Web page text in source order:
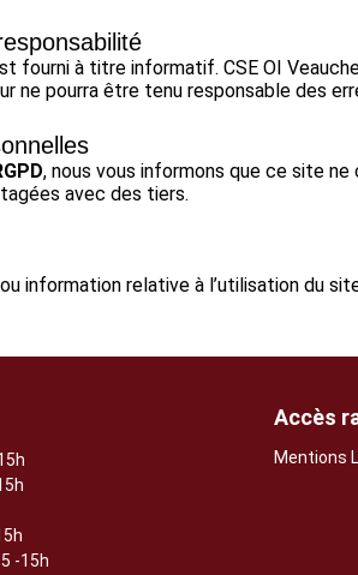
fourni à titre informatif. CSE OI
ne pourra être tenu responsable des
, nous vous informons que ce site
avec des tiers.
information relative à l’utilisation du
-15h
Accès
Mentions